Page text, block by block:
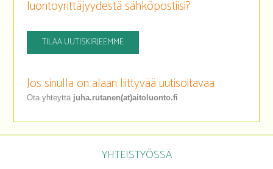
luontoyrittäjyydestä sähköpostiisi?
TILAA UUTISKIRJEEMME
Jos sinulla on alaan liittyvää uutisoitavaa
Ota yhteyttä juha.rutanen(at)aitoluonto.fi
YHTEISTYÖSSÄ